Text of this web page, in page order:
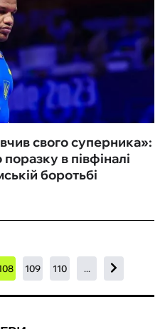
свого суперника»:
в півфіналі
боротьбі
109 110 ...